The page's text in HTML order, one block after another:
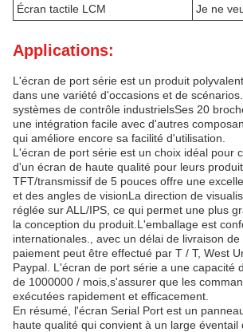
Écran tactile LCM
Je ne
Applications:
L'écran de port série est un produit
dans une variété d'occasions et de
systèmes de contrôle industrielsSes 20
une intégration facile avec d'autres
qui améliore encore sa facilité d'utilisation.
L'écran de port série est un choix idéal pour
d'un écran de haute qualité pour leurs
TFT/transmissif de 5 pouces offre une
et des angles de visionLa direction de
réglée sur ALL/IPS, ce qui permet une plus
la conception du produit.L'emballage est
internationales., avec un délai de livraison
paiement peut être effectué par T / T, West
Paypal. L'écran de port série a une capacité
de 1000000 / mois,s'assurer que les
exécutées rapidement et efficacement.
En résumé, l'écran Serial Port est un
haute qualité qui convient à un large éventail